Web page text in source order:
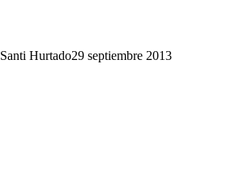
Santi Hurtado29 septiembre 2013